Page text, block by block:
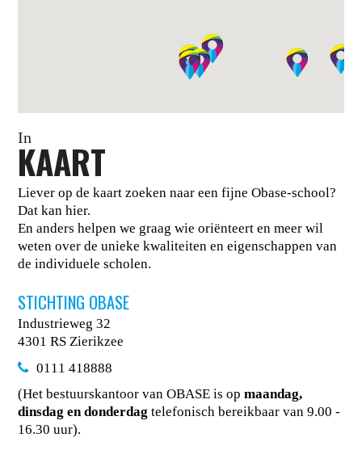
In
KAART
Liever op de kaart zoeken naar een fijne Obase-school?
Dat kan hier.
En anders helpen we graag wie oriënteert en meer wil
weten over de unieke kwaliteiten en eigenschappen van
de individuele scholen.
STICHTING OBASE
Industrieweg 32
4301 RS Zierikzee
0111 418888
(Het bestuurskantoor van OBASE is opmaandag,
dinsdag en donderdag telefonisch bereikbaar van 9.00 -
16.30 uur).